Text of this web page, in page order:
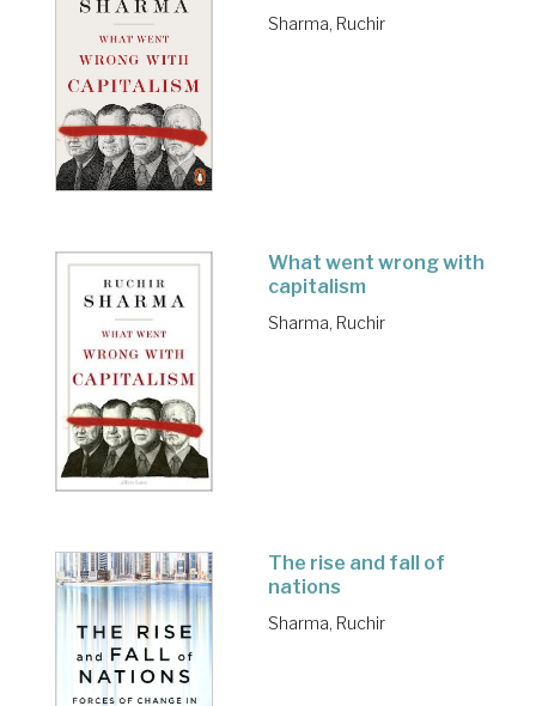
Sharma, Ruchir
What went wrong with
capitalism
Sharma, Ruchir
The rise and fall of
nations
Sharma, Ruchir